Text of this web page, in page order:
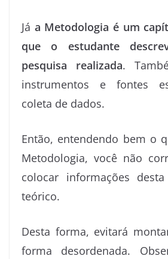
Já a Metodologia é um
que o estudante
pesquisa realizada.
instrumentos e fontes
coleta de dados.
Então, entendendo bem o
Metodologia, você não
colocar informações
teórico.
Desta forma, evitará
forma desordenada.